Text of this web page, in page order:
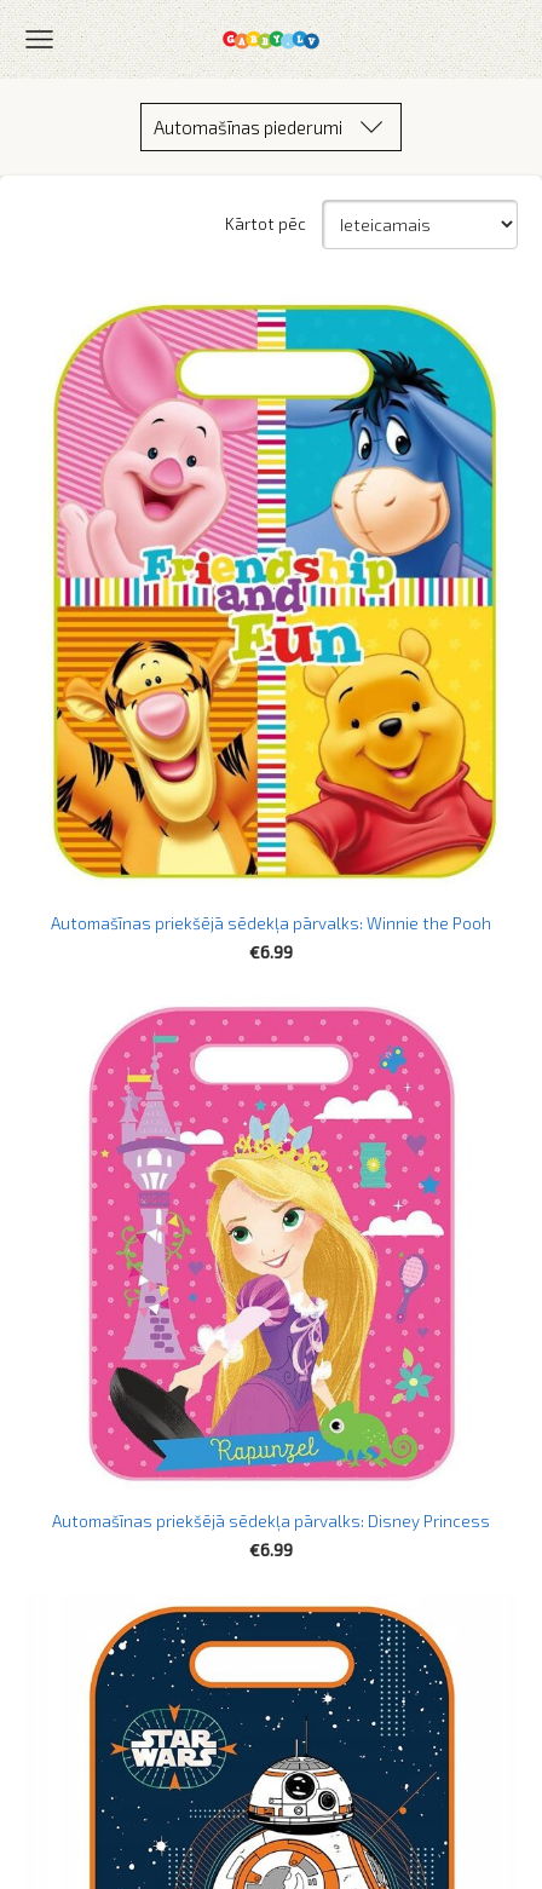
Automašīnas piederumi
Kārtot pēc
Automašīnas priekšējā sēdekļa pārvalks: Winnie the Pooh
€6.99
Automašīnas priekšējā sēdekļa pārvalks: Disney Princess
€6.99